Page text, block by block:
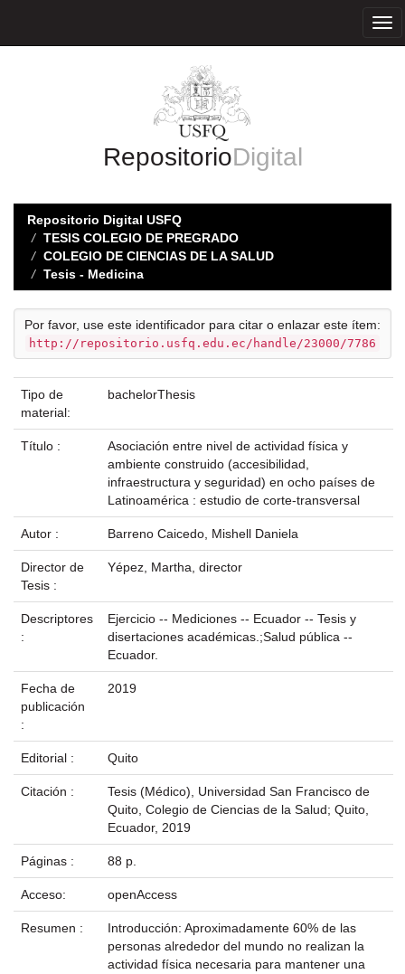
RepositorioDigital
Repositorio Digital USFQ
TESIS COLEGIO DE PREGRADO
COLEGIO DE CIENCIAS DE LA SALUD
Tesis - Medicina
Por favor, use este identificador para citar o enlazar este ítem:
http://repositorio.usfq.edu.ec/handle/23000/7786
Tipo de
material:
bachelorThesis
Título :
Asociación entre nivel de actividad física y
ambiente construido (accesibilidad,
infraestructura y seguridad) en ocho países de
Latinoamérica : estudio de corte-transversal
Autor : Barreno Caicedo, Mishell Daniela
Director de
Tesis :
Yépez, Martha, director
Descriptores
:
Ejercicio -- Mediciones -- Ecuador -- Tesis y
disertaciones académicas.;Salud pública --
Ecuador.
Fecha de
publicación
:
2019
Editorial : Quito
Citación :
Tesis (Médico), Universidad San Francisco de
Quito, Colegio de Ciencias de la Salud; Quito,
Ecuador, 2019
Páginas : 88 p.
Acceso: openAccess
Resumen :
Introducción: Aproximadamente 60% de las
personas alrededor del mundo no realizan la
actividad física necesaria para mantener una